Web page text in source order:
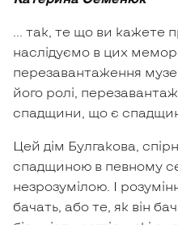
… так, те що ви кажете
наслідуємо в цих
перезавантаження
його ролі,
спадщини, що є
Цей дім Булгакова,
спадщиною в певному
незрозумілою. І
бачать, або те, як він